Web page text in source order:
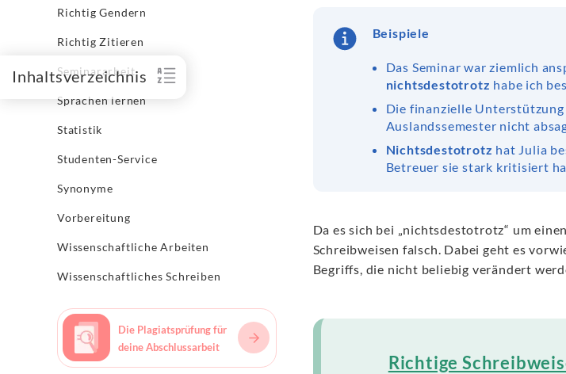
Richtig Gendern
Richtig Zitieren
Seminararbeit
Sprachen lernen
Statistik
Studenten-Service
Synonyme
Vorbereitung
Wissenschaftliche Arbeiten
Wissenschaftliches Schreiben
Die Plagiatsprüfung für
deine Abschlussarbeit
Inhaltsverzeichnis
Beispiele
Das Seminar war ziemlich
nichtsdestotrotz habe ich
Die finanzielle
Auslandssemester nicht
Nichtsdestotrotz hat Julia
Betreuer sie stark kritisiert
Da es sich bei „nichtsdestotrotz“ um
Schreibweisen falsch. Dabei geht es
Begriffs, die nicht beliebig verändert
Richtige